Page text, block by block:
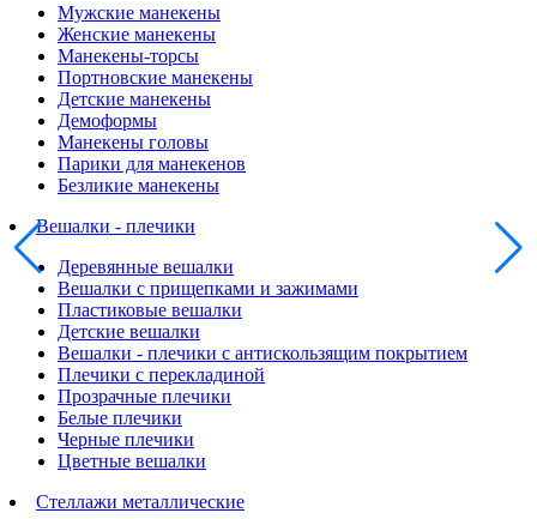
Мужские манекены
Женские манекены
Манекены-торсы
Портновские манекены
Детские манекены
Демоформы
Манекены головы
Парики для манекенов
Безликие манекены
Вешалки - плечики
Деревянные вешалки
Вешалки с прищепками и зажимами
Пластиковые вешалки
Детские вешалки
Вешалки - плечики с антискользящим покрытием
Плечики с перекладиной
Прозрачные плечики
Белые плечики
Черные плечики
Цветные вешалки
Стеллажи металлические